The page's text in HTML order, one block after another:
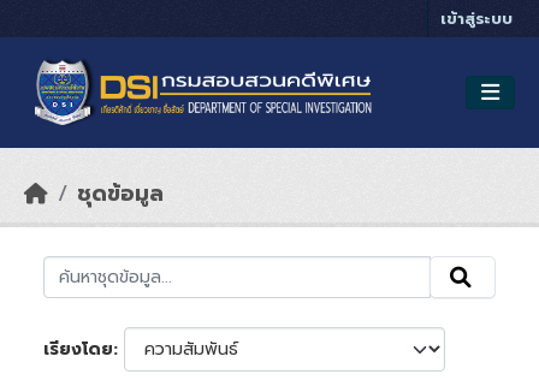
เข้าสู่ระบบ
ชุดข้อมูล
เรียงโดย